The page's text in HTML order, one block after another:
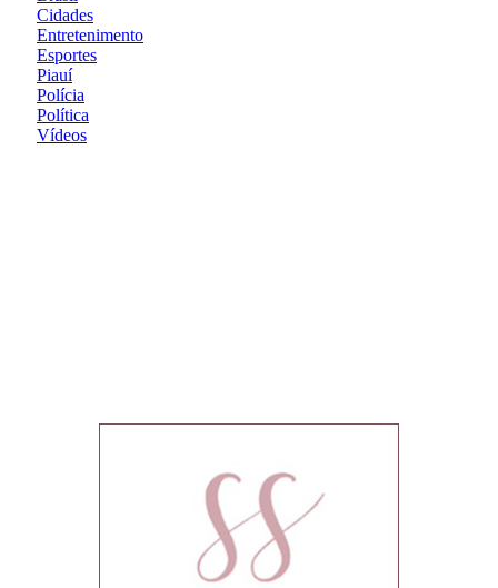
Cidades
Entretenimento
Esportes
Piauí
Polícia
Política
Vídeos